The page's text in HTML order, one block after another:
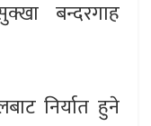
बन्दरगाह
निर्यात हुने